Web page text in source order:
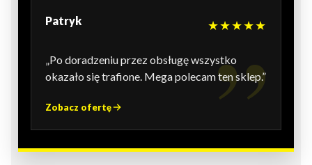
Patryk ★★★★★
„Po doradzeniu przez obsługę wszystko
okazało się trafione. Mega polecam ten sklep.”
Zobacz ofertę